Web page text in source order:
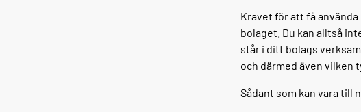
Kravet för att få
bolaget. Du kan alltså
står i ditt bolags
och därmed även vilken
Sådant som kan vara till